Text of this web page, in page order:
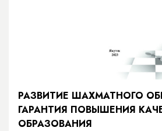
РАЗВИТИЕ ШАХМАТНОГО
ГАРАНТИЯ ПОВЫШЕНИЯ
ОБРАЗОВАНИЯ